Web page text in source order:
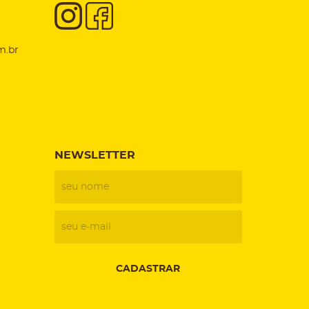
NEWSLETTER
CADASTRAR